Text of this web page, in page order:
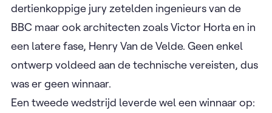
dertienkoppige jury zetelden ingenieurs van de
BBC maar ook architecten zoals Victor Horta en in
een latere fase, Henry Van de Velde. Geen enkel
ontwerp voldeed aan de technische vereisten, dus
was er geen winnaar.
Een tweede wedstrijd leverde wel een winnaar op: